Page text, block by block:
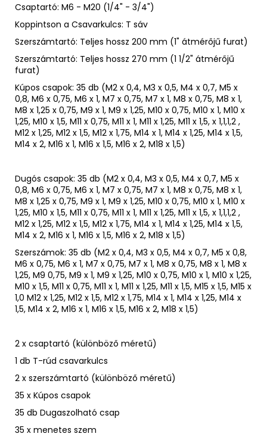
Csaptartó: M6 - M20 (1/4" - 3/4")
Koppintson a Csavarkulcs: T sáv
Szerszámtartó: Teljes hossz 200 mm (1" átmérőjű furat)
Szerszámtartó: Teljes hossz 270 mm (1 1/2" átmérőjű
furat)
Kúpos csapok: 35 db (M2 x 0,4, M3 x 0,5, M4 x 0,7, M5 x
0,8, M6 x 0,75, M6 x 1, M7 x 0,75, M7 x 1, M8 x 0,75, M8 x 1,
M8 x 1,25 x 0,75, M9 x 1, M9 x 1,25, M10 x 0,75, M10 x 1, M10 x
1,25, M10 x 1,5, M11 x 0,75, M11 x 1, M11 x 1,25, M11 x 1,5, x 1,1,1,2 ,
M12 x 1,25, M12 x 1,5, M12 x 1,75, M14 x 1, M14 x 1,25, M14 x 1,5,
M14 x 2, M16 x 1, M16 x 1,5, M16 x 2, M18 x 1,5)
Dugós csapok: 35 db (M2 x 0,4, M3 x 0,5, M4 x 0,7, M5 x
0,8, M6 x 0,75, M6 x 1, M7 x 0,75, M7 x 1, M8 x 0,75, M8 x 1,
M8 x 1,25 x 0,75, M9 x 1, M9 x 1,25, M10 x 0,75, M10 x 1, M10 x
1,25, M10 x 1,5, M11 x 0,75, M11 x 1, M11 x 1,25, M11 x 1,5, x 1,1,1,2 ,
M12 x 1,25, M12 x 1,5, M12 x 1,75, M14 x 1, M14 x 1,25, M14 x 1,5,
M14 x 2, M16 x 1, M16 x 1,5, M16 x 2, M18 x 1,5)
Szerszámok: 35 db (M2 x 0,4, M3 x 0,5, M4 x 0,7, M5 x 0,8,
M6 x 0,75, M6 x 1, M7 x 0,75, M7 x 1, M8 x 0,75, M8 x 1, M8 x
1,25, M9 0,75, M9 x 1, M9 x 1,25, M10 x 0,75, M10 x 1, M10 x 1,25,
M10 x 1,5, M11 x 0,75, M11 x 1, M11 x 1,25, M11 x 1,5, M15 x 1,5, M15 x
1,0 M12 x 1,25, M12 x 1,5, M12 x 1,75, M14 x 1, M14 x 1,25, M14 x
1,5, M14 x 2, M16 x 1, M16 x 1,5, M16 x 2, M18 x 1,5)
2 x csaptartó (különböző méretű)
1 db T-rúd csavarkulcs
2 x szerszámtartó (különböző méretű)
35 x Kúpos csapok
35 db Dugaszolható csap
35 x menetes szem